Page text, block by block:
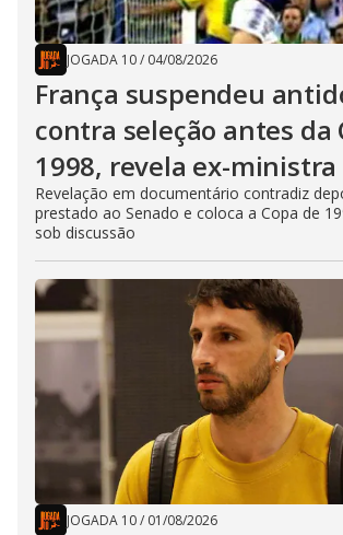
JOGADA 10/ 04/08/2026
França suspendeu
contra seleção antes da
1998, revela ex-ministra
Revelação em documentário contradiz
prestado ao Senado e coloca a Copa de
sob discussão
JOGADA 10/ 01/08/2026